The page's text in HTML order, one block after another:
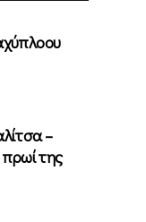
–
πρωί της